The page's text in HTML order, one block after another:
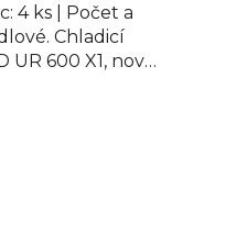
4 ks | Počet a
Chladicí
UR 600 X1, nová